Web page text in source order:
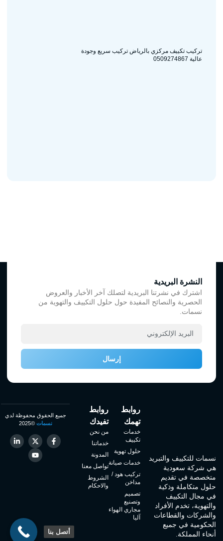
تركيب تكييف مركزي بالرياض تركيب سريع وجودة
عالية 0509274867
نسمات للتكييف والتبريد
هي شركة سعودية
متخصصة في تقديم
حلول متكاملة وذكية
في مجال التكييف
والتهوية، تخدم الأفراد
والشركات والقطاعات
الحكومية في جميع
أنحاء المملكة.
روابط
تهمك
خدمات
تكييف
حلول تهوية
خدمات صيانة
تركيب هود /
مداخن
تصميم
وتصنيع
مجاري الهواء
آليا
روابط
تفيدك
من نحن
خدماتنا
المدونة
تواصل معنا
الشروط
والاحكام
جميع الحقوق محفوظة لدي
نسمات©2025
النشرة البريدية
اشترك في نشرتنا البريدية لتصلك آخر الأخبار والعروض
الحصرية والنصائح المفيدة حول حلول التكييف والتهوية من
نسمات.
إرسال
أتصل بنا